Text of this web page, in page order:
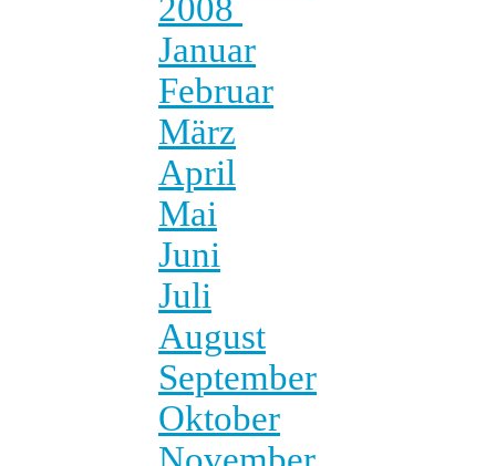
2008
Januar
Februar
März
April
Mai
Juni
Juli
August
September
Oktober